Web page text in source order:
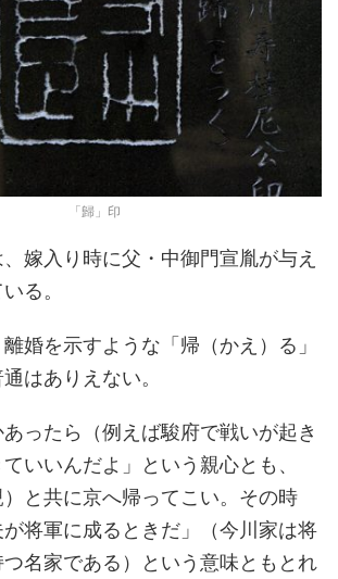
「歸」印
嫁入り時に父・中御門宣胤が与え
る。
婚を示すような「帰（かえ）る」
はありえない。
ったら（例えば駿府で戦いが起き
いいんだよ」という親心とも、
）と共に京へ帰ってこい。その時
将軍に成るときだ」（今川家は将
名家である）という意味ともとれ